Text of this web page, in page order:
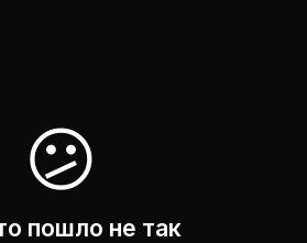
😕
пошло не так